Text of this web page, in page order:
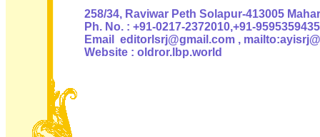
258/34, Raviwar Peth Solapur-413005
Ph. No. : +91-0217-2372010,+91-9595359435
Email editorlsrj@gmail.com ,
Website : oldror.lbp.world